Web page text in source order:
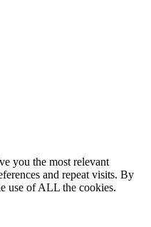
you the most relevant
and repeat visits. By
use of ALL the cookies.